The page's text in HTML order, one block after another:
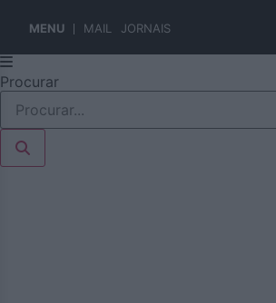
MENU MAIL JORNAIS
Pular
para
conteúdo
Procurar